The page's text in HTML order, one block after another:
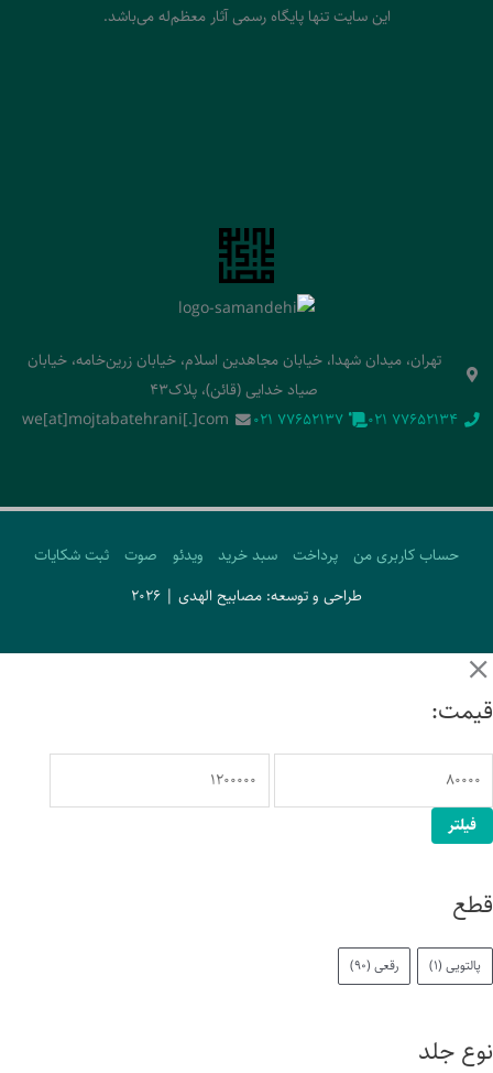
این سایت تنها پایگاه رسمی آثار معظم‌له می‌باشد.
تهران، میدان شهدا، خیابان مجاهدین اسلام، خیابان زرین‌خامه، خیابان
صیاد خدایی (قائن)، پلاک43
‭021 77652134‬
‭021 77652137‬
we[at]mojtabatehrani[.]com
حساب کاربری من پرداخت سبد خرید ویدئو صوت
ثبت شکایات
طراحی و توسعه: مصابیح الهدی | 2026
قیمت:
فیلتر
قطع
پالتویی (1) رقعی (90)
نوع جلد